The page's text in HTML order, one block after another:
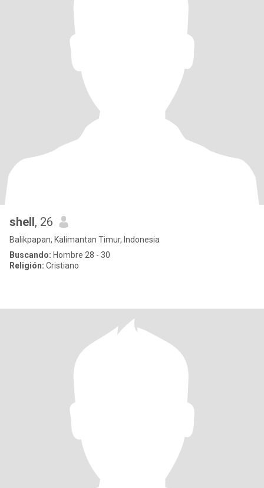
shell, 26
Balikpapan, Kalimantan Timur, Indonesia
Buscando: Hombre 28 - 30
Religión: Cristiano